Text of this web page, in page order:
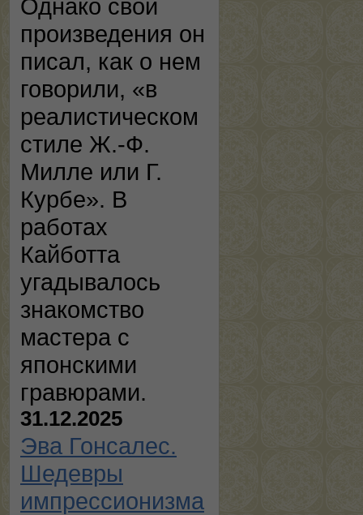
Однако свои
произведения он
писал, как о нем
говорили, «в
реалистическом
стиле Ж.-Ф.
Милле или Г.
Курбе». В
работах
Кайботта
угадывалось
знакомство
мастера с
японскими
гравюрами.
31.12.2025
Эва Гонсалес.
Шедевры
импрессионизма